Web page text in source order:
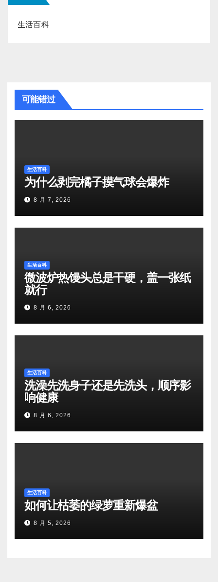
生活百科
可能错过
生活百科
为什么剥完橘子摸气球会爆炸
8 月 7, 2026
生活百科
微波炉热馒头总是干硬，盖一张纸
就行
8 月 6, 2026
生活百科
洗澡先洗身子还是先洗头，顺序影
响健康
8 月 6, 2026
生活百科
如何让枯萎的绿萝重新爆盆
8 月 5, 2026